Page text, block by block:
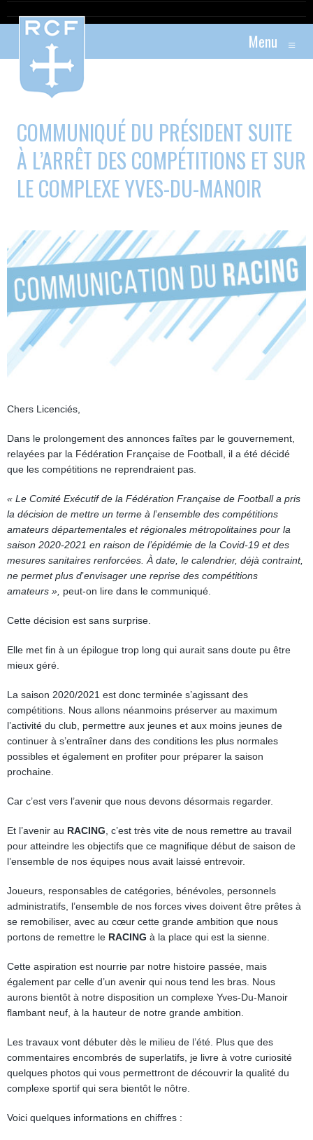
Menu ≡
COMMUNIQUÉ DU PRÉSIDENT SUITE
À L’ARRÊT DES COMPÉTITIONS ET SUR
LE COMPLEXE YVES-DU-MANOIR
Chers Licenciés,
Dans le prolongement des annonces faîtes par le gouvernement,
relayées par la Fédération Française de Football, il a été décidé
que les compétitions ne reprendraient pas.
« Le Comité Exécutif de la Fédération Française de Football a pris
la décision de mettre un terme à l’ensemble des compétitions
amateurs départementales et régionales métropolitaines pour la
saison 2020-2021 en raison de l’épidémie de la Covid-19 et des
mesures sanitaires renforcées. À date, le calendrier, déjà contraint,
ne permet plus d’envisager une reprise des compétitions
amateurs », peut-on lire dans le communiqué.
Cette décision est sans surprise.
Elle met fin à un épilogue trop long qui aurait sans doute pu être
mieux géré.
La saison 2020/2021 est donc terminée s’agissant des
compétitions. Nous allons néanmoins préserver au maximum
l’activité du club, permettre aux jeunes et aux moins jeunes de
continuer à s’entraîner dans des conditions les plus normales
possibles et également en profiter pour préparer la saison
prochaine.
Car c’est vers l’avenir que nous devons désormais regarder.
Et l’avenir au RACING , c’est très vite de nous remettre au travail
pour atteindre les objectifs que ce magnifique début de saison de
l’ensemble de nos équipes nous avait laissé entrevoir.
Joueurs, responsables de catégories, bénévoles, personnels
administratifs, l’ensemble de nos forces vives doivent être prêtes à
se remobiliser, avec au cœur cette grande ambition que nous
portons de remettre le RACING à la place qui est la sienne.
Cette aspiration est nourrie par notre histoire passée, mais
également par celle d’un avenir qui nous tend les bras. Nous
aurons bientôt à notre disposition un complexe Yves-Du-Manoir
flambant neuf, à la hauteur de notre grande ambition.
Les travaux vont débuter dès le milieu de l’été. Plus que des
commentaires encombrés de superlatifs, je livre à votre curiosité
quelques photos qui vous permettront de découvrir la qualité du
complexe sportif qui sera bientôt le nôtre.
Voici quelques informations en chiffres :